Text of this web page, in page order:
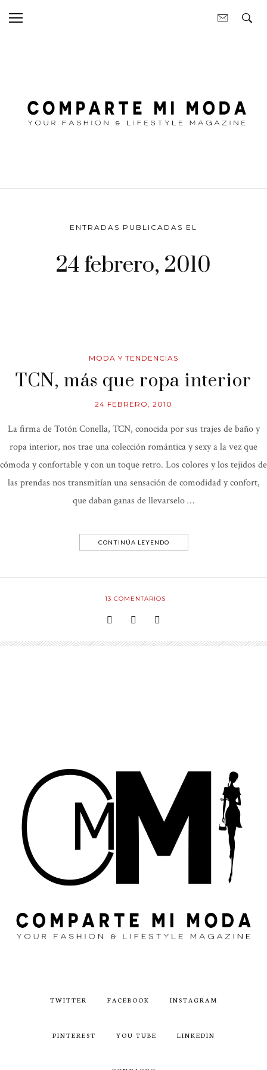
ENTRADAS PUBLICADAS EL
24 febrero, 2010
MODA Y TENDENCIAS
TCN, más que ropa interior
24 FEBRERO, 2010
La firma de Totón Conella, TCN, conocida por sus trajes de baño y
ropa interior, nos trae una colección romántica y sexy a la vez que
cómoda y confortable y con un toque retro. Los colores y los tejidos de
las prendas nos transmitían una sensación de comodidad y confort,
que daban ganas de llevarselo …
CONTINÚA LEYENDO
13 COMENTARIOS
TWITTER FACEBOOK INSTAGRAM
PINTEREST YOU TUBE LINKEDIN